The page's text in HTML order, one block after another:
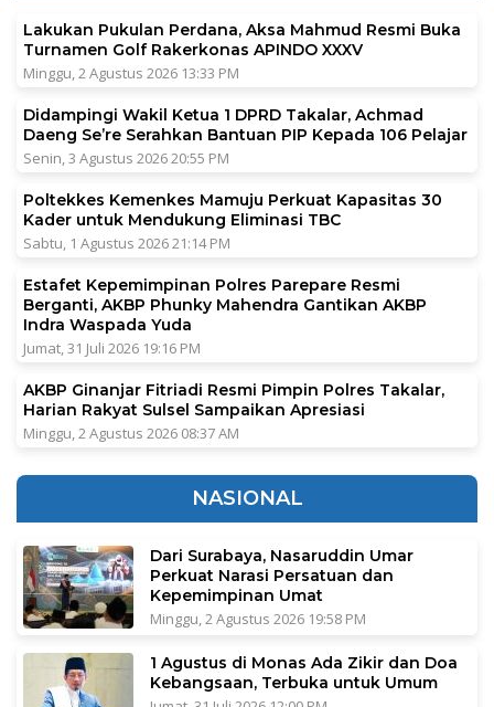
Lakukan Pukulan Perdana, Aksa Mahmud Resmi Buka
Turnamen Golf Rakerkonas APINDO XXXV
Minggu, 2 Agustus 2026 13:33 PM
Didampingi Wakil Ketua 1 DPRD Takalar, Achmad
Daeng Se’re Serahkan Bantuan PIP Kepada 106 Pelajar
Senin, 3 Agustus 2026 20:55 PM
Poltekkes Kemenkes Mamuju Perkuat Kapasitas 30
Kader untuk Mendukung Eliminasi TBC
Sabtu, 1 Agustus 2026 21:14 PM
Estafet Kepemimpinan Polres Parepare Resmi
Berganti, AKBP Phunky Mahendra Gantikan AKBP
Indra Waspada Yuda
Jumat, 31 Juli 2026 19:16 PM
AKBP Ginanjar Fitriadi Resmi Pimpin Polres Takalar,
Harian Rakyat Sulsel Sampaikan Apresiasi
Minggu, 2 Agustus 2026 08:37 AM
NASIONAL
Dari Surabaya, Nasaruddin Umar
Perkuat Narasi Persatuan dan
Kepemimpinan Umat
Minggu, 2 Agustus 2026 19:58 PM
1 Agustus di Monas Ada Zikir dan Doa
Kebangsaan, Terbuka untuk Umum